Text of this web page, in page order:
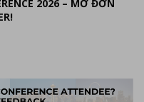
2026 – MỞ ĐƠN